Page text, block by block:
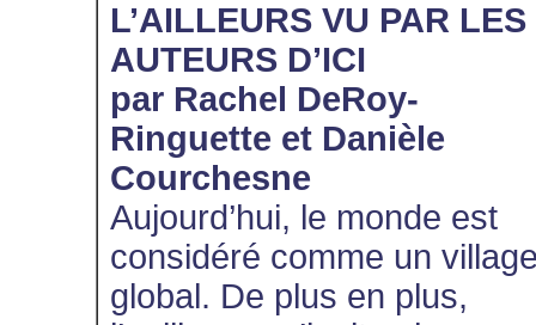
L’AILLEURS VU PAR LES
AUTEURS D’ICI
par Rachel DeRoy-
Ringuette et Danièle
Courchesne
Aujourd’hui, le monde est
considéré comme un
global. De plus en plus,